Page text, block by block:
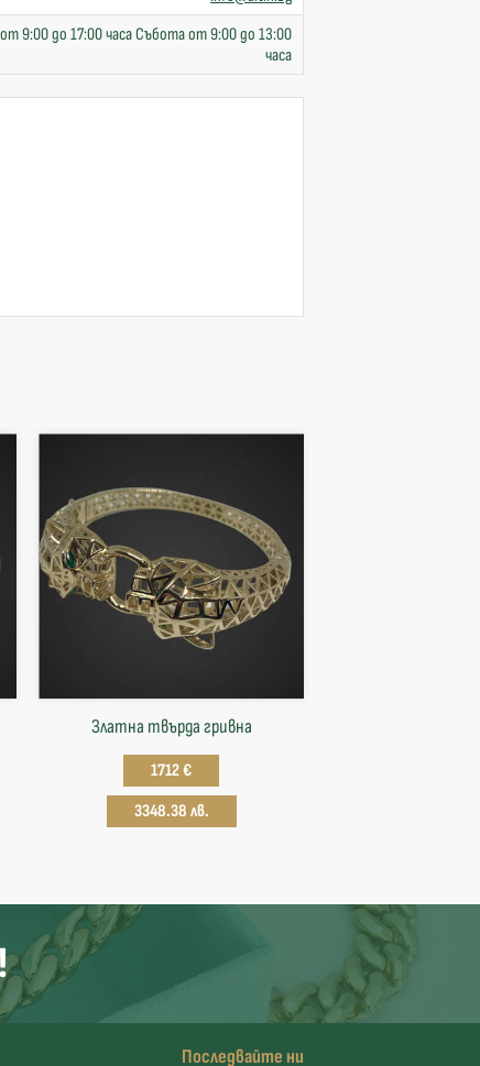
9:00 до 17:00 часа Събота от 9:00 до 13:00
часа
Златна твърда гривнa
1712 €
3348.38 лв.
Последвайте ни